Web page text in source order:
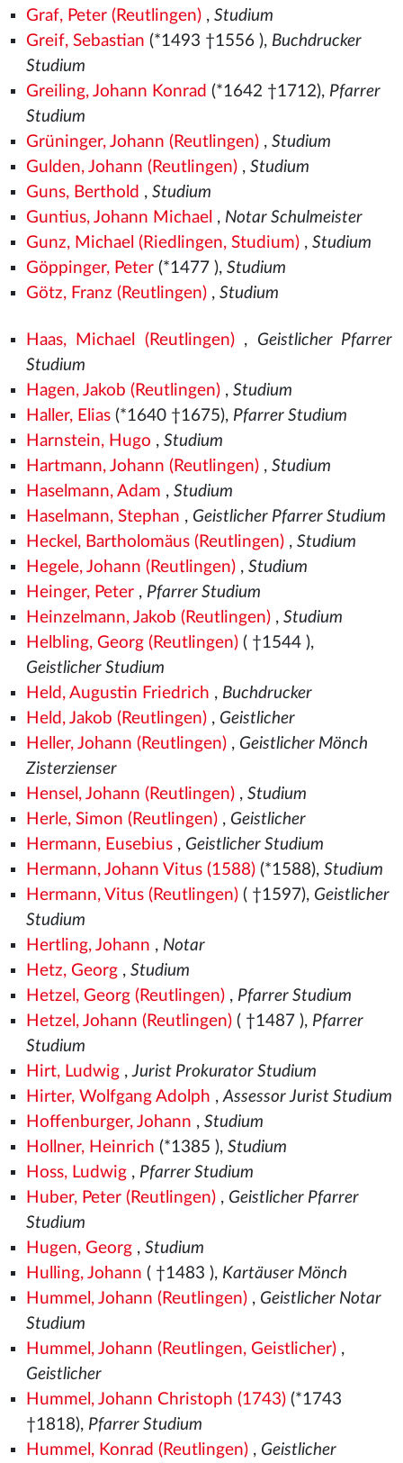
Graf, Peter (Reutlingen), Studium
Greif, Sebastian (*1493 †1556 ), Buchdrucker
Studium
Greiling, Johann Konrad (*1642 †1712), Pfarrer
Studium
Grüninger, Johann (Reutlingen), Studium
Gulden, Johann (Reutlingen), Studium
Guns, Berthold , Studium
Guntius, Johann Michael , Notar Schulmeister
Gunz, Michael (Riedlingen, Studium), Studium
Göppinger, Peter(*1477 ), Studium
Götz, Franz (Reutlingen), Studium
Haas, Michael (Reutlingen), Geistlicher Pfarrer
Studium
Hagen, Jakob (Reutlingen), Studium
Haller, Elias(*1640 †1675), Pfarrer Studium
Harnstein, Hugo , Studium
Hartmann, Johann (Reutlingen), Studium
Haselmann, Adam , Studium
Haselmann, Stephan , Geistlicher Pfarrer Studium
Heckel, Bartholomäus (Reutlingen), Studium
Hegele, Johann (Reutlingen), Studium
Heinger, Peter, Pfarrer Studium
Heinzelmann, Jakob (Reutlingen), Studium
Helbling, Georg (Reutlingen)( †1544 ),
Geistlicher Studium
Held, Augustin Friedrich , Buchdrucker
Held, Jakob (Reutlingen), Geistlicher
Heller, Johann (Reutlingen), Geistlicher Mönch
Zisterzienser
Hensel, Johann (Reutlingen), Studium
Herle, Simon (Reutlingen), Geistlicher
Hermann, Eusebius, Geistlicher Studium
Hermann, Johann Vitus (1588)(*1588), Studium
Hermann, Vitus (Reutlingen)( †1597), Geistlicher
Studium
Hertling, Johann , Notar
Hetz, Georg, Studium
Hetzel, Georg (Reutlingen), Pfarrer Studium
Hetzel, Johann (Reutlingen)( †1487 ), Pfarrer
Studium
Hirt, Ludwig,Jurist Prokurator Studium
Hirter, Wolfgang Adolph ,Assessor Jurist Studium
Hoffenburger, Johann , Studium
Hollner, Heinrich (*1385 ), Studium
Hoss, Ludwig, Pfarrer Studium
Huber, Peter (Reutlingen), Geistlicher Pfarrer
Studium
Hugen, Georg, Studium
Hulling, Johann ( †1483 ), Kartäuser Mönch
Hummel, Johann (Reutlingen), Geistlicher Notar
Studium
Hummel, Johann (Reutlingen, Geistlicher),
Geistlicher
Hummel, Johann Christoph (1743)(*1743
†1818), Pfarrer Studium
Hummel, Konrad (Reutlingen), Geistlicher